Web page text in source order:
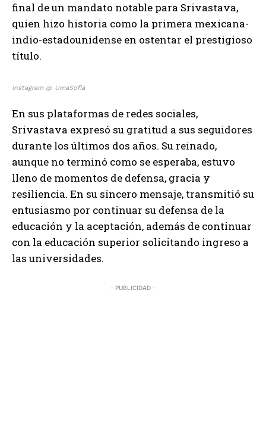
final de un mandato notable para Srivastava,
quien hizo historia como la primera mexicana-
indio-estadounidense en ostentar el prestigioso
título.
Instagram @ UmaSofia
En sus plataformas de redes sociales,
Srivastava expresó su gratitud a sus seguidores
durante los últimos dos años. Su reinado,
aunque no terminó como se esperaba, estuvo
lleno de momentos de defensa, gracia y
resiliencia. En su sincero mensaje, transmitió su
entusiasmo por continuar su defensa de la
educación y la aceptación, además de continuar
con la educación superior solicitando ingreso a
las universidades.
- PUBLICIDAD -